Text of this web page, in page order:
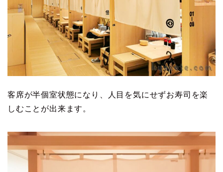
客席が半個室状態になり、人目を気にせずお寿司を楽
しむことが出来ます。